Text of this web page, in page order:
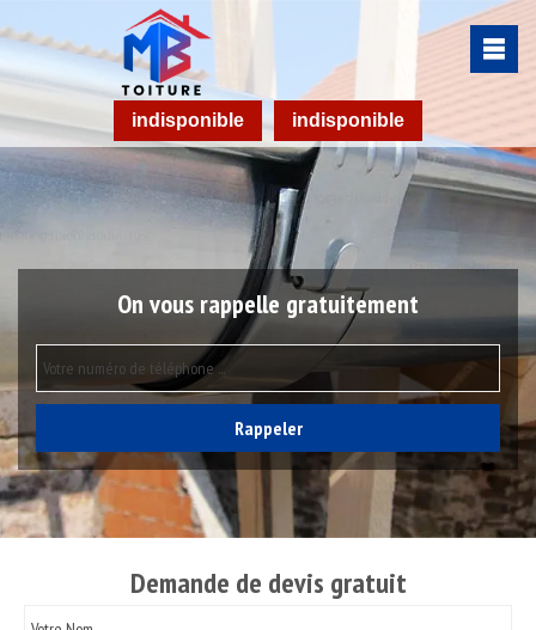
indisponible indisponible
On vous rappelle gratuitement
Demande de devis gratuit